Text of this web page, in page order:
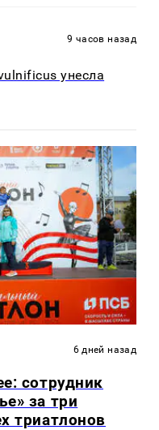
9 часов назад
унесла
6 дней назад
сотрудник
за три
триатлонов